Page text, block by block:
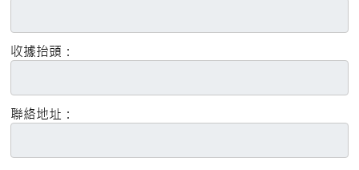
收據抬頭：
聯絡地址：